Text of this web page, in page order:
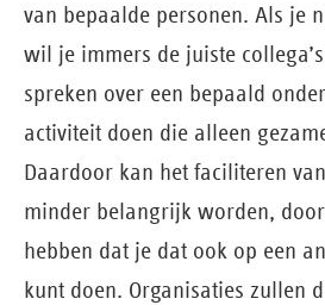
van bepaalde personen. Als je
wil je immers de juiste
spreken over een bepaald
activiteit doen die alleen
Daardoor kan het faciliteren
minder belangrijk worden,
hebben dat je dat ook op een
kunt doen. Organisaties zullen